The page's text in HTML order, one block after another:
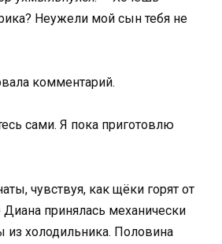
Неужели мой сын тебя не
комментарий.
сами. Я пока приготовлю
чувствуя, как щёки горят от
принялась механически
из холодильника. Половина